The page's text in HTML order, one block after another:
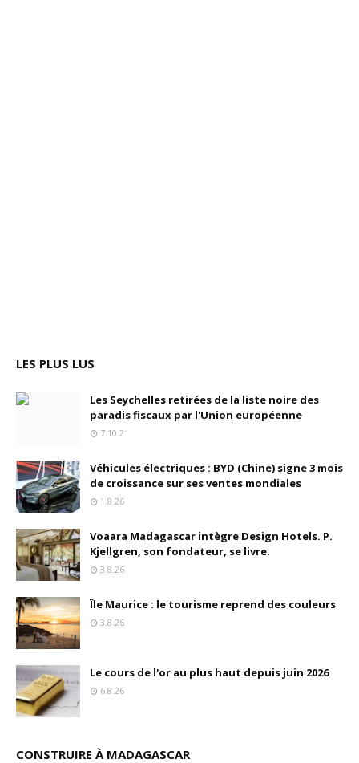
LES PLUS LUS
Les Seychelles retirées de la liste noire des
paradis fiscaux par l'Union européenne
7.10.21
Véhicules électriques : BYD (Chine) signe 3 mois
de croissance sur ses ventes mondiales
1.8.26
Voaara Madagascar intègre Design Hotels. P.
Kjellgren, son fondateur, se livre.
3.8.26
Île Maurice : le tourisme reprend des couleurs
3.8.26
Le cours de l'or au plus haut depuis juin 2026
6.8.26
CONSTRUIRE À MADAGASCAR